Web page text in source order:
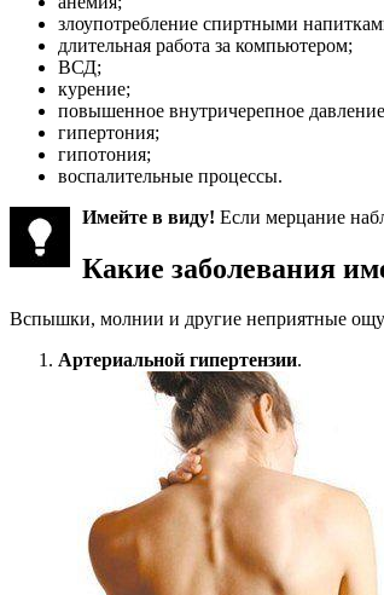
злоупотребление спиртными
длительная работа за компьютером;
ВСД;
курение;
повышенное внутричерепное
гипертония;
гипотония;
воспалительные процессы.
Имейте в виду! Если мерцание
Какие заболевания
Вспышки, молнии и другие неприятные
Артериальной гипертензии.